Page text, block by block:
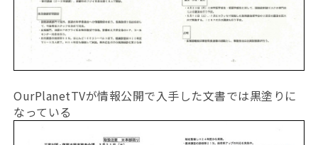
OurPlanetTVが情報公開で入手した文書では黒塗りに
なっている